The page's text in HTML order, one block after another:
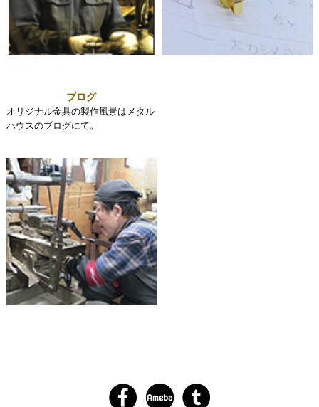
ブログ
オリジナル金具の製作風景はメタル
ハウスのブログにて。